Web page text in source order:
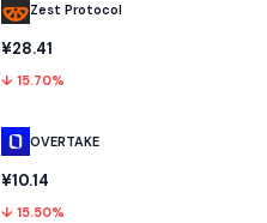
Zest Protocol
¥28.41
↓ 15.70%
OVERTAKE
¥10.14
↓ 15.50%